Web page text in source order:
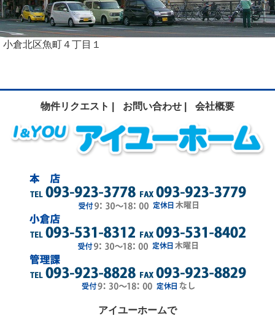
小倉北区魚町４丁目１
物件リクエスト | お問い合わせ | 会社概要
アイユーホームで